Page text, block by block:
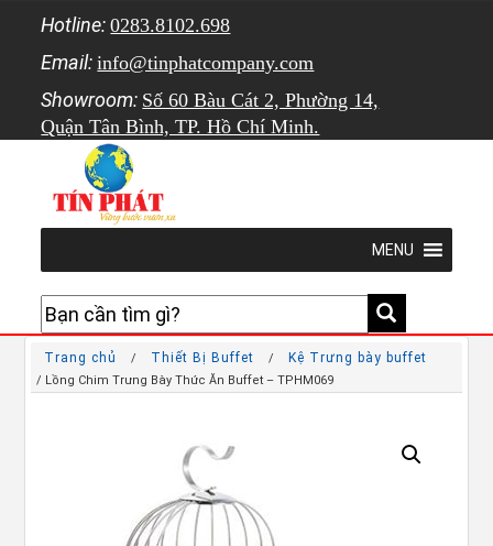
Hotline: 0283.8102.698
Email: info@tinphatcompany.com
Showroom: Số 60 Bàu Cát 2, Phường 14,
Quận Tân Bình, TP. Hồ Chí Minh.
MENU
Trang chủ / Thiết Bị Buffet / Kệ Trưng bày buffet
/ Lồng Chim Trưng Bày Thức Ăn Buffet – TPHM069